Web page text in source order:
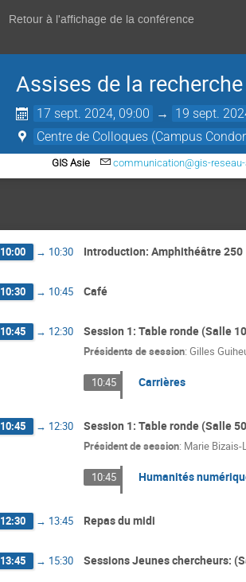
Retour à l'affichage de la conférence
Assises de la
17 sept. 2024, 09:00 → 19 sept.
Centre de Colloques (Campus
GIS Asie communication@gis-
10:00 → 10:30 Introduction: Amphithéâtre 250
10:30 → 10:45 Café
10:45 → 12:30 Session 1: Table ronde (Salle
Présidents de session: Gilles
10:45 Carrières
10:45 → 12:30 Session 1: Table ronde (Salle
Président de session: Marie Bizais-
10:45 Humanités
12:30 → 13:45 Repas du midi
13:45 → 15:30 Sessions Jeunes chercheurs: